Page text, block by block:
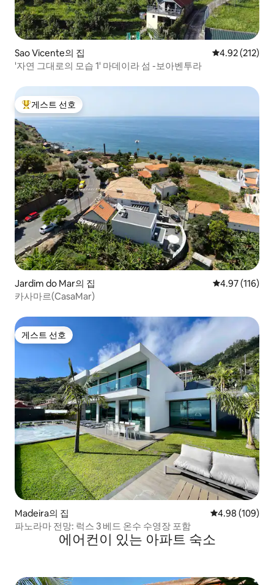
Sao Vicente의 집 평점 4.92점(5
4.92 (212)
'자연 그대로의 모습 1' 마데이라 섬 -보아벤투라
상위 게스트 선호
게스트 선호
Jardim do Mar의 집 평점 4.97점(5
4.97 (116)
카사마르(CasaMar)
게스트 선호
게스트 선호
Madeira의 집 평점 4.98점(5
4.98 (109)
파노라마 전망: 럭스 3 베드 온수 수영장 포함
에어컨이 있는 아파트 숙소